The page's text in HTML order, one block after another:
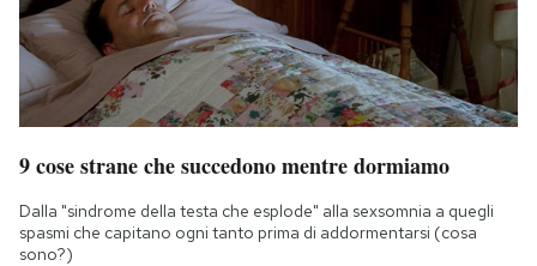
9 cose strane che succedono mentre dormiamo
Dalla "sindrome della testa che esplode" alla sexsomnia a quegli
spasmi che capitano ogni tanto prima di addormentarsi (cosa
sono?)